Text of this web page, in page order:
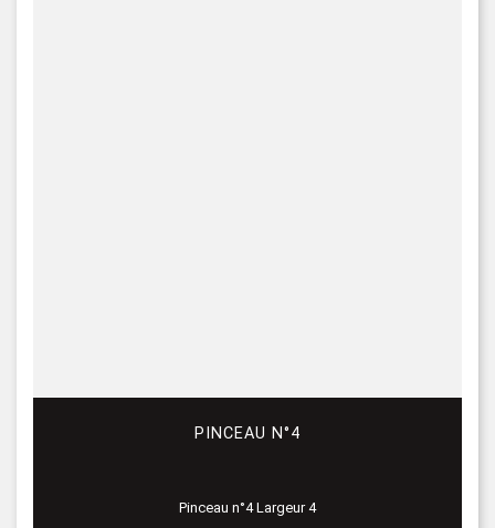
PINCEAU N°4
Pinceau n°4 Largeur 4